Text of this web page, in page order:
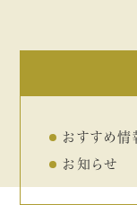
おすすめ情
お知らせ